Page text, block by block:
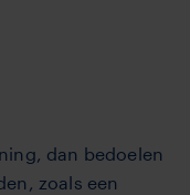
dan bedoelen
zoals een